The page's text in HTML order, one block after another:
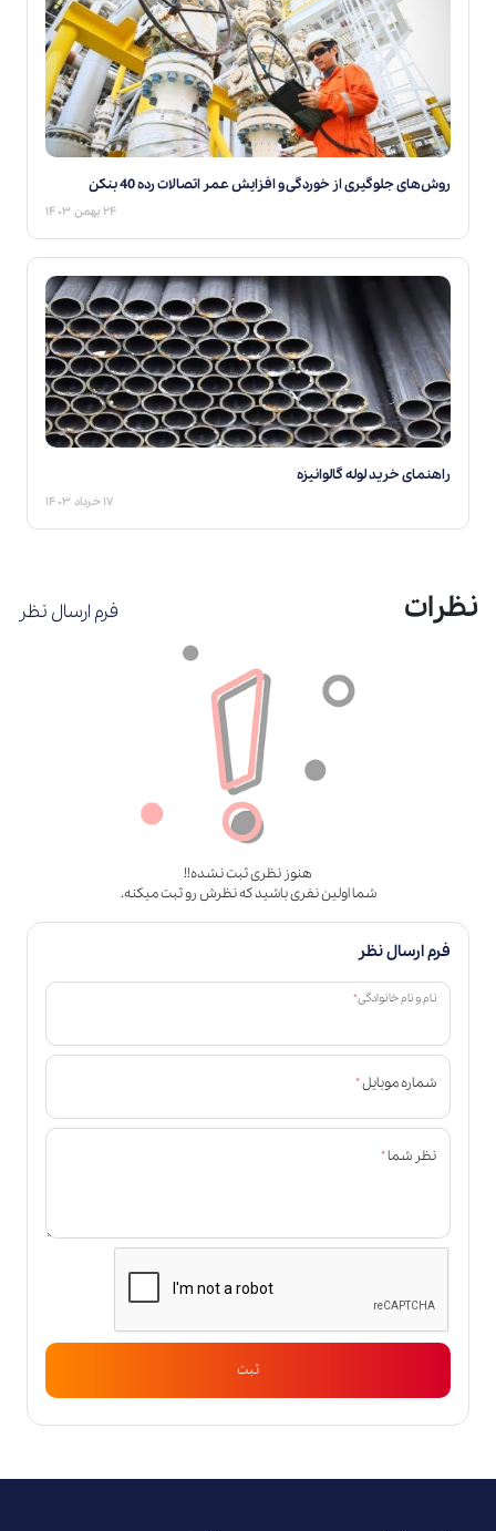
روش‌های جلوگیری از خوردگی و افزایش عمر اتصالات رده 40 بنکن
۲۴ بهمن ۱۴۰۳
راهنمای خرید لوله گالوانیزه
۱۷ خرداد ۱۴۰۳
نظرات فرم ارسال نظر
هنوز نظری ثبت نشده!!
شما اولین نفری باشید که نظرش رو ثبت میکنه.
فرم ارسال نظر
نام و نام خانوادگی*
شماره موبایل*
نظر شما*
ثبت